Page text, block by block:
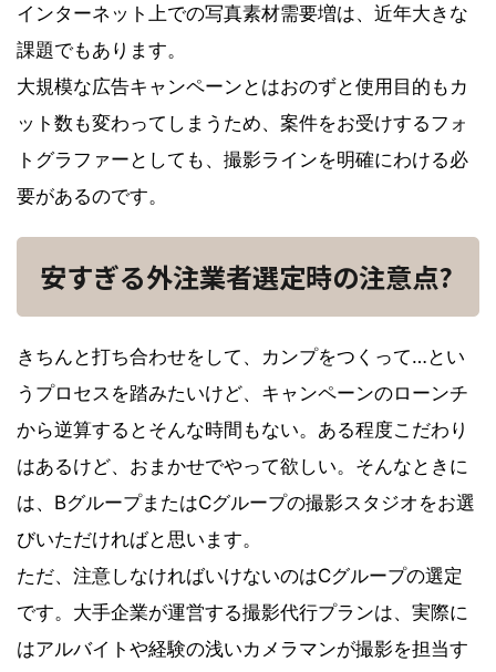
インターネット上での写真素材需要増は、近年大きな
課題でもあります。
大規模な広告キャンペーンとはおのずと使用目的もカ
ット数も変わってしまうため、案件をお受けするフォ
トグラファーとしても、撮影ラインを明確にわける必
要があるのです。
安すぎる外注業者選定時の注意点?
きちんと打ち合わせをして、カンプをつくって…とい
うプロセスを踏みたいけど、キャンペーンのローンチ
から逆算するとそんな時間もない。ある程度こだわり
はあるけど、おまかせでやって欲しい。そんなときに
は、BグループまたはCグループの撮影スタジオをお選
びいただければと思います。
ただ、注意しなければいけないのはCグループの選定
です。大手企業が運営する撮影代行プランは、実際に
はアルバイトや経験の浅いカメラマンが撮影を担当す